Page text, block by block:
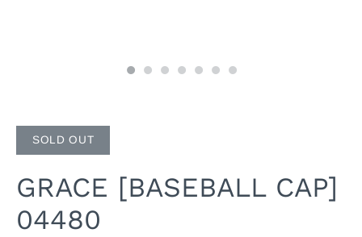
SOLD OUT
GRACE [BASEBALL CAP]
04480